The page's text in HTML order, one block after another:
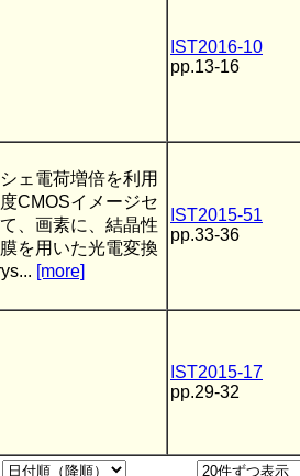
IST2016-10
pp.13-16
ェ電荷増倍を利用
CMOSイメージセ
、画素に、結晶性
を用いた光電変換
[more]
IST2015-51
pp.33-36
IST2015-17
pp.29-32